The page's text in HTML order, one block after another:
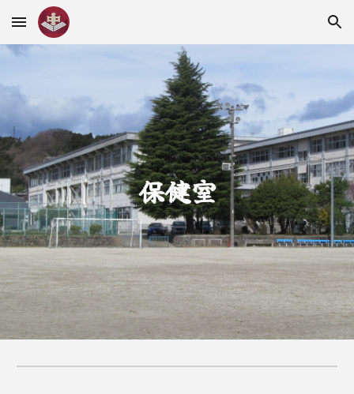
Skip to main content Skip to navigation
保健室